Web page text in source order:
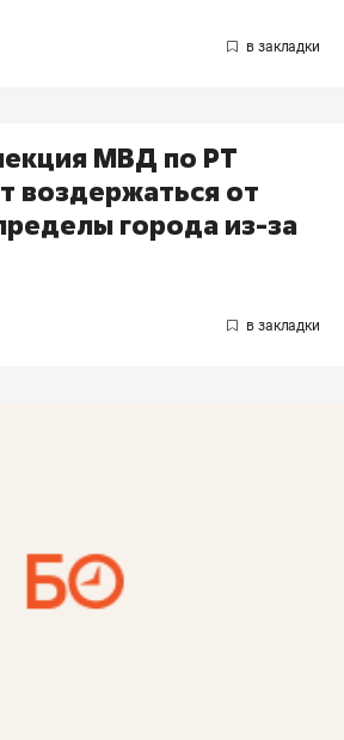
МВД по РТ
воздержаться от
города из-за